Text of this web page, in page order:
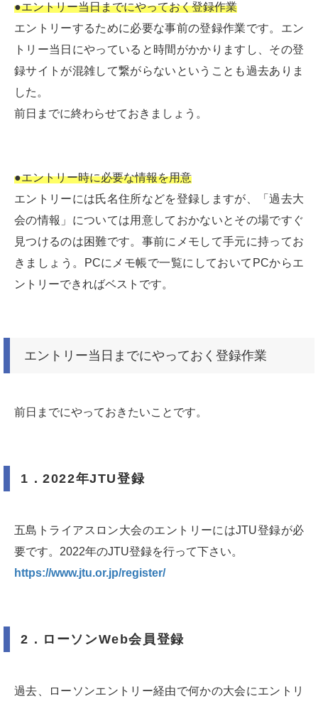
●エントリー当日までにやっておく登録作業
エントリーするために必要な事前の登録作業です。エン
トリー当日にやっていると時間がかかりますし、その登
録サイトが混雑して繋がらないということも過去ありま
した。
前日までに終わらせておきましょう。
●エントリー時に必要な情報を用意
エントリーには氏名住所などを登録しますが、「過去大
会の情報」については用意しておかないとその場ですぐ
見つけるのは困難です。事前にメモして手元に持ってお
きましょう。PCにメモ帳で一覧にしておいてPCからエ
ントリーできればベストです。
エントリー当日までにやっておく登録作業
前日までにやっておきたいことです。
1．2022年JTU登録
五島トライアスロン大会のエントリーにはJTU登録が必
要です。2022年のJTU登録を行って下さい。
https://www.jtu.or.jp/register/
2．ローソンWeb会員登録
過去、ローソンエントリー経由で何かの大会にエントリ